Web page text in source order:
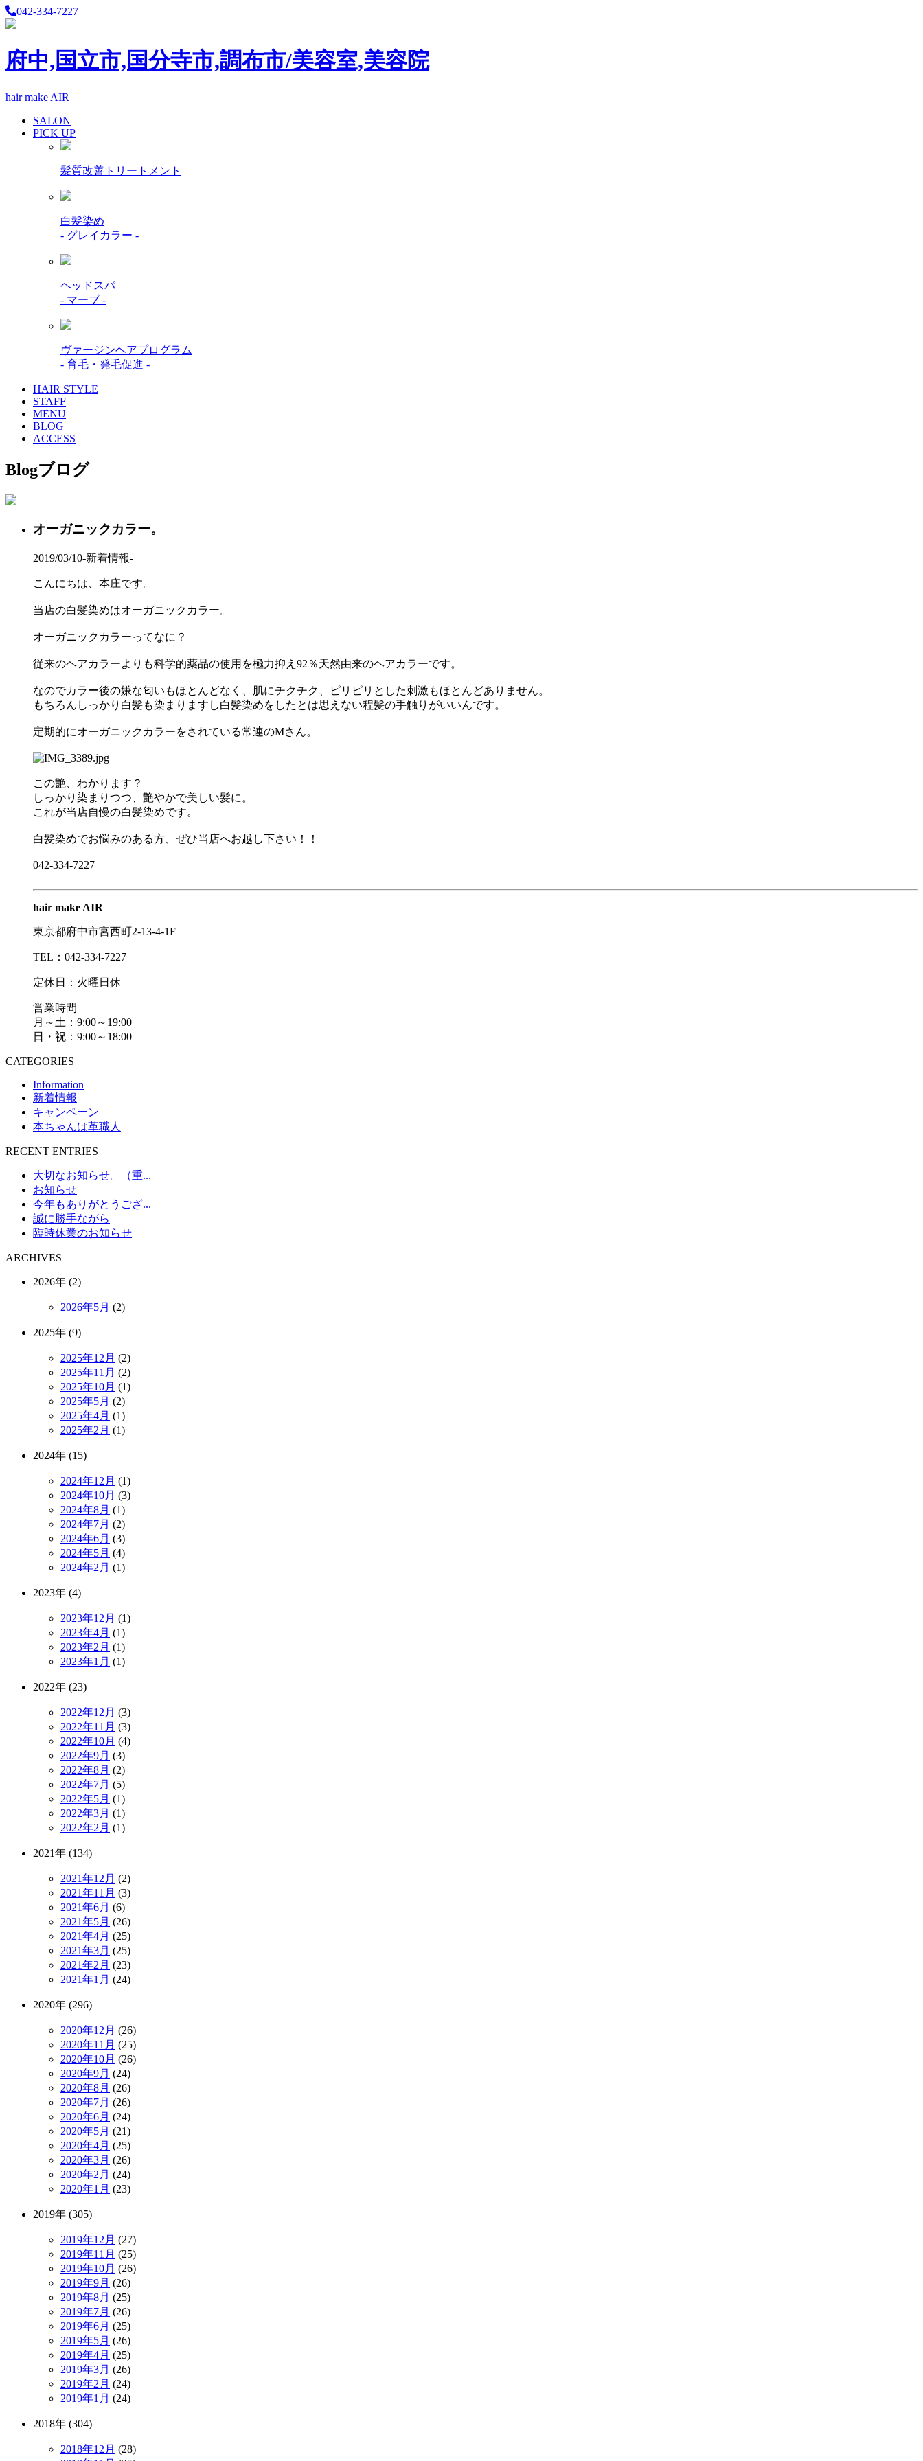
042-334-7227
府中,国立市,国分寺市,調布市/美容室,美容院
hair make AIR
SALON
PICK UP
髪質改善トリートメント
白髪染め
- グレイカラー -
ヘッドスパ
- マーブ -
ヴァージンヘアプログラム
- 育毛・発毛促進 -
HAIR STYLE
STAFF
MENU
BLOG
ACCESS
Blogブログ
オーガニックカラー。
2019/03/10-新着情報-
こんにちは、本庄です。
当店の白髪染めはオーガニックカラー。
オーガニックカラーってなに？
従来のヘアカラーよりも科学的薬品の使用を極力抑え92％天然由来のヘアカラーです。
なのでカラー後の嫌な匂いもほとんどなく、肌にチクチク、ピリピリとした刺激もほとんどありません。
もちろんしっかり白髪も染まりますし白髪染めをしたとは思えない程髪の手触りがいいんです。
定期的にオーガニックカラーをされている常連のMさん。
この艶、わかります？
しっかり染まりつつ、艶やかで美しい髪に。
これが当店自慢の白髪染めです。
白髪染めでお悩みのある方、ぜひ当店へお越し下さい！！
042-334-7227
hair make AIR
東京都府中市宮西町2-13-4-1F
TEL：042-334-7227
定休日：火曜日休
営業時間
月～土：9:00～19:00
日・祝：9:00～18:00
CATEGORIES
Information
新着情報
キャンペーン
本ちゃんは革職人
RECENT ENTRIES
大切なお知らせ。（重...
お知らせ
今年もありがとうござ...
誠に勝手ながら
臨時休業のお知らせ
ARCHIVES
2026年 (2)
2026年5月 (2)
2025年 (9)
2025年12月 (2)
2025年11月 (2)
2025年10月 (1)
2025年5月 (2)
2025年4月 (1)
2025年2月 (1)
2024年 (15)
2024年12月 (1)
2024年10月 (3)
2024年8月 (1)
2024年7月 (2)
2024年6月 (3)
2024年5月 (4)
2024年2月 (1)
2023年 (4)
2023年12月 (1)
2023年4月 (1)
2023年2月 (1)
2023年1月 (1)
2022年 (23)
2022年12月 (3)
2022年11月 (3)
2022年10月 (4)
2022年9月 (3)
2022年8月 (2)
2022年7月 (5)
2022年5月 (1)
2022年3月 (1)
2022年2月 (1)
2021年 (134)
2021年12月 (2)
2021年11月 (3)
2021年6月 (6)
2021年5月 (26)
2021年4月 (25)
2021年3月 (25)
2021年2月 (23)
2021年1月 (24)
2020年 (296)
2020年12月 (26)
2020年11月 (25)
2020年10月 (26)
2020年9月 (24)
2020年8月 (26)
2020年7月 (26)
2020年6月 (24)
2020年5月 (21)
2020年4月 (25)
2020年3月 (26)
2020年2月 (24)
2020年1月 (23)
2019年 (305)
2019年12月 (27)
2019年11月 (25)
2019年10月 (26)
2019年9月 (26)
2019年8月 (25)
2019年7月 (26)
2019年6月 (25)
2019年5月 (26)
2019年4月 (25)
2019年3月 (26)
2019年2月 (24)
2019年1月 (24)
2018年 (304)
2018年12月 (28)